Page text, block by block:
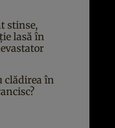
stinse,
lasă în
clădirea în